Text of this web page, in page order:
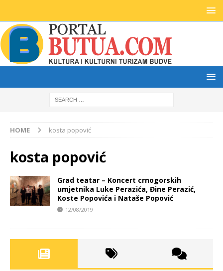
HOME kosta popović
kosta popović
Grad teatar – Koncert crnogorskih
umjetnika Luke Perazića, Đine Perazić,
Koste Popovića i Nataše Popović
12/08/2019